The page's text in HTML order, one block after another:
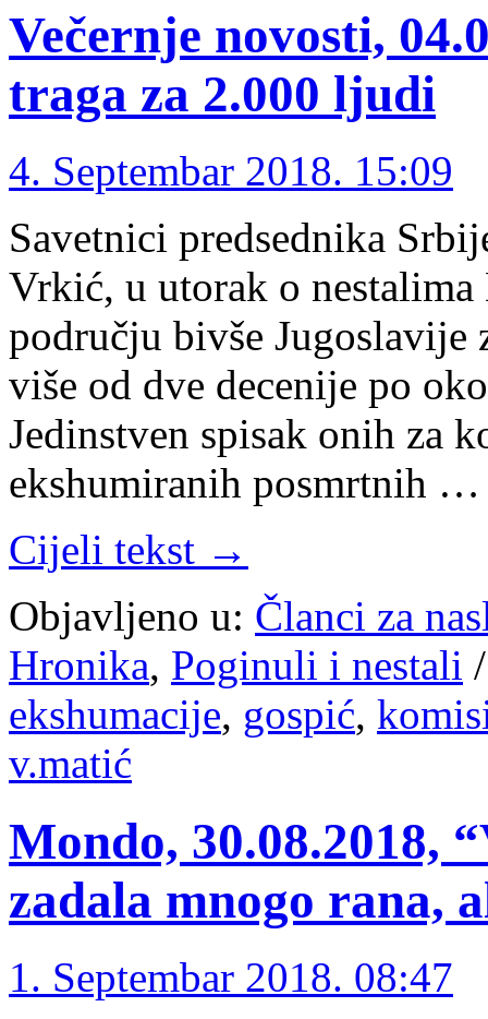
Večernje novosti,
traga za 2.000 ljudi
4. Septembar 2018. 15:09
Savetnici predsednika
Vrkić, u utorak o
području bivše Jugoslavije
više od dve decenije po
Jedinstven spisak onih za
ekshumiranih posmrtnih …
Cijeli tekst →
Objavljeno u: Članci za
Hronika, Poginuli i nestali
ekshumacije, gospić,
v.matić
Mondo, 30.08.2018,
zadala mnogo rana,
1. Septembar 2018. 08:47